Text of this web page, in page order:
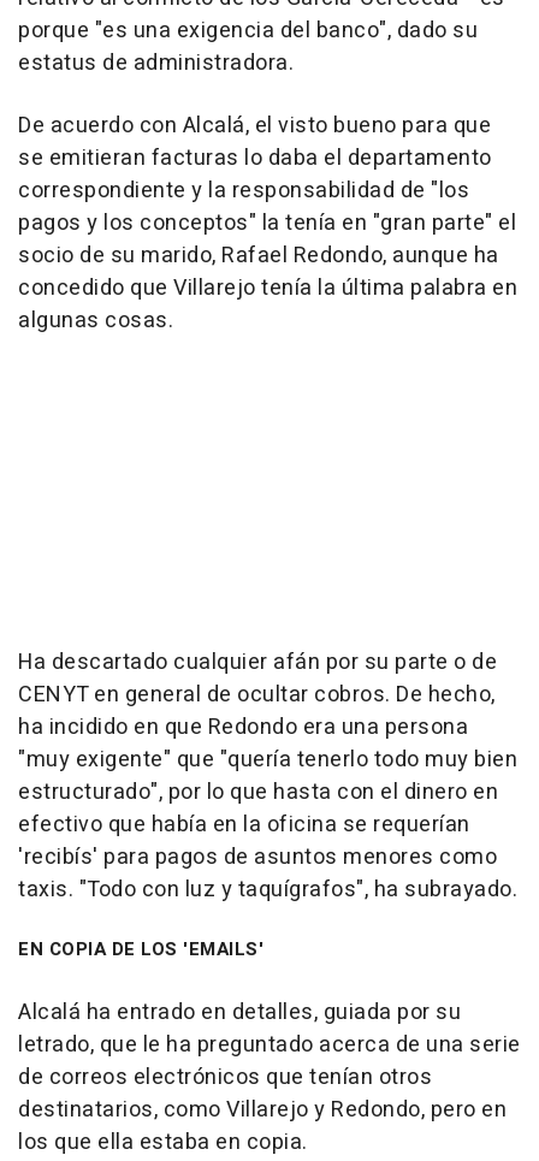
porque "es una exigencia del banco", dado su
estatus de administradora.
De acuerdo con Alcalá, el visto bueno para que
se emitieran facturas lo daba el departamento
correspondiente y la responsabilidad de "los
pagos y los conceptos" la tenía en "gran parte" el
socio de su marido, Rafael Redondo, aunque ha
concedido que Villarejo tenía la última palabra en
algunas cosas.
Ha descartado cualquier afán por su parte o de
CENYT en general de ocultar cobros. De hecho,
ha incidido en que Redondo era una persona
"muy exigente" que "quería tenerlo todo muy bien
estructurado", por lo que hasta con el dinero en
efectivo que había en la oficina se requerían
'recibís' para pagos de asuntos menores como
taxis. "Todo con luz y taquígrafos", ha subrayado.
EN COPIA DE LOS 'EMAILS'
Alcalá ha entrado en detalles, guiada por su
letrado, que le ha preguntado acerca de una serie
de correos electrónicos que tenían otros
destinatarios, como Villarejo y Redondo, pero en
los que ella estaba en copia.